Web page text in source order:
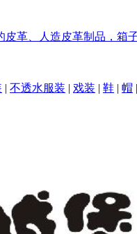
皮革、人造皮革制品，箱
| 不透水服装 | 戏装 | 鞋 | 帽 |